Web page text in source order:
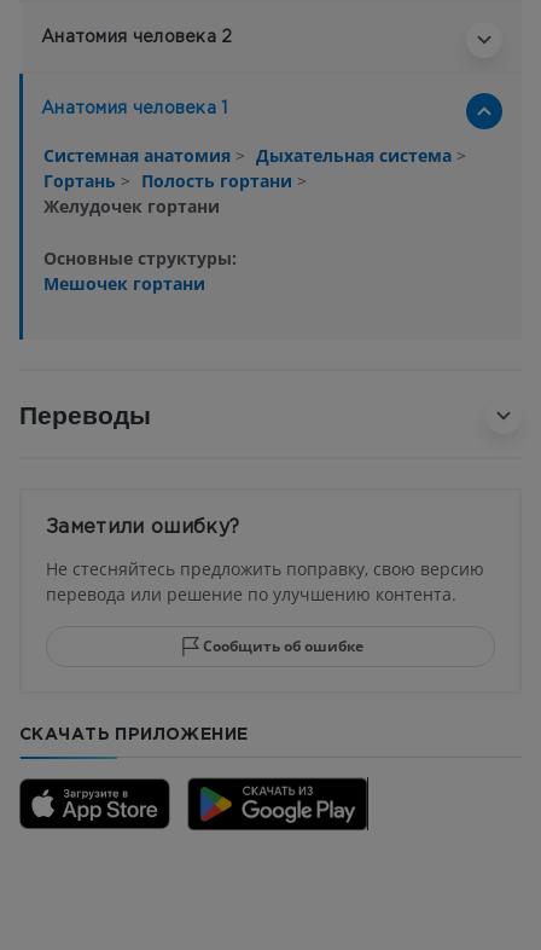
Анатомия человека 2
Анатомия человека 1
Системная анатомия > Дыхательная система >
Гортань > Полость гортани >
Желудочек гортани
Основные структуры:
Мешочек гортани
Переводы
Заметили ошибку?
Не стесняйтесь предложить поправку, свою версию
перевода или решение по улучшению контента.
Сообщить об ошибке
СКАЧАТЬ ПРИЛОЖЕНИЕ